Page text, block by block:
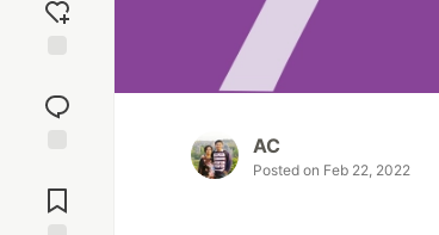
reaction
Comments
AC
Posted on Feb 22, 2022